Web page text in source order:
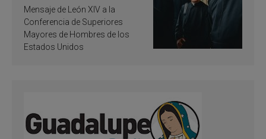
de inspiración y
santificación
Mensaje de León XIV a la
Conferencia de Superiores
Mayores de Hombres de los
Estados Unidos